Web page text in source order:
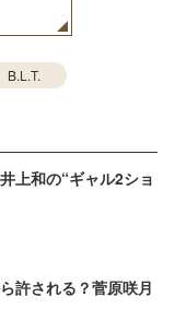
B.L.T.
上和の“ギャル2ショ
許される？菅原咲月